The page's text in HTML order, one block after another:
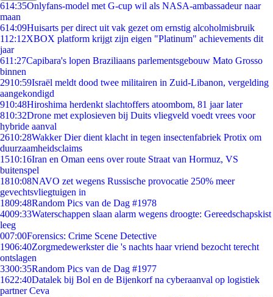
614:35Onlyfans-model met G-cup wil als NASA-ambassadeur naar
maan
614:09Huisarts per direct uit vak gezet om ernstig alcoholmisbruik
112:12XBOX platform krijgt zijn eigen "Platinum" achievements dit
jaar
611:27Capibara's lopen Braziliaans parlementsgebouw Mato Grosso
binnen
2910:59Israël meldt dood twee militairen in Zuid-Libanon, vergelding
aangekondigd
910:48Hiroshima herdenkt slachtoffers atoombom, 81 jaar later
810:32Drone met explosieven bij Duits vliegveld voedt vrees voor
hybride aanval
2610:28Wakker Dier dient klacht in tegen insectenfabriek Protix om
duurzaamheidsclaims
1510:16Iran en Oman eens over route Straat van Hormuz, VS
buitenspel
1810:08NAVO zet wegens Russische provocatie 250% meer
gevechtsvliegtuigen in
1809:48Random Pics van de Dag #1978
4009:33Waterschappen slaan alarm wegens droogte: Gereedschapskist
leeg
007:00Forensics: Crime Scene Detective
1906:40Zorgmedewerkster die 's nachts haar vriend bezocht terecht
ontslagen
3300:35Random Pics van de Dag #1977
1622:40Datalek bij Bol en de Bijenkorf na cyberaanval op logistiek
partner Ceva